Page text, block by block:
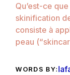
Qu’est-ce
skinification
consiste à
peau
WORDS BY: